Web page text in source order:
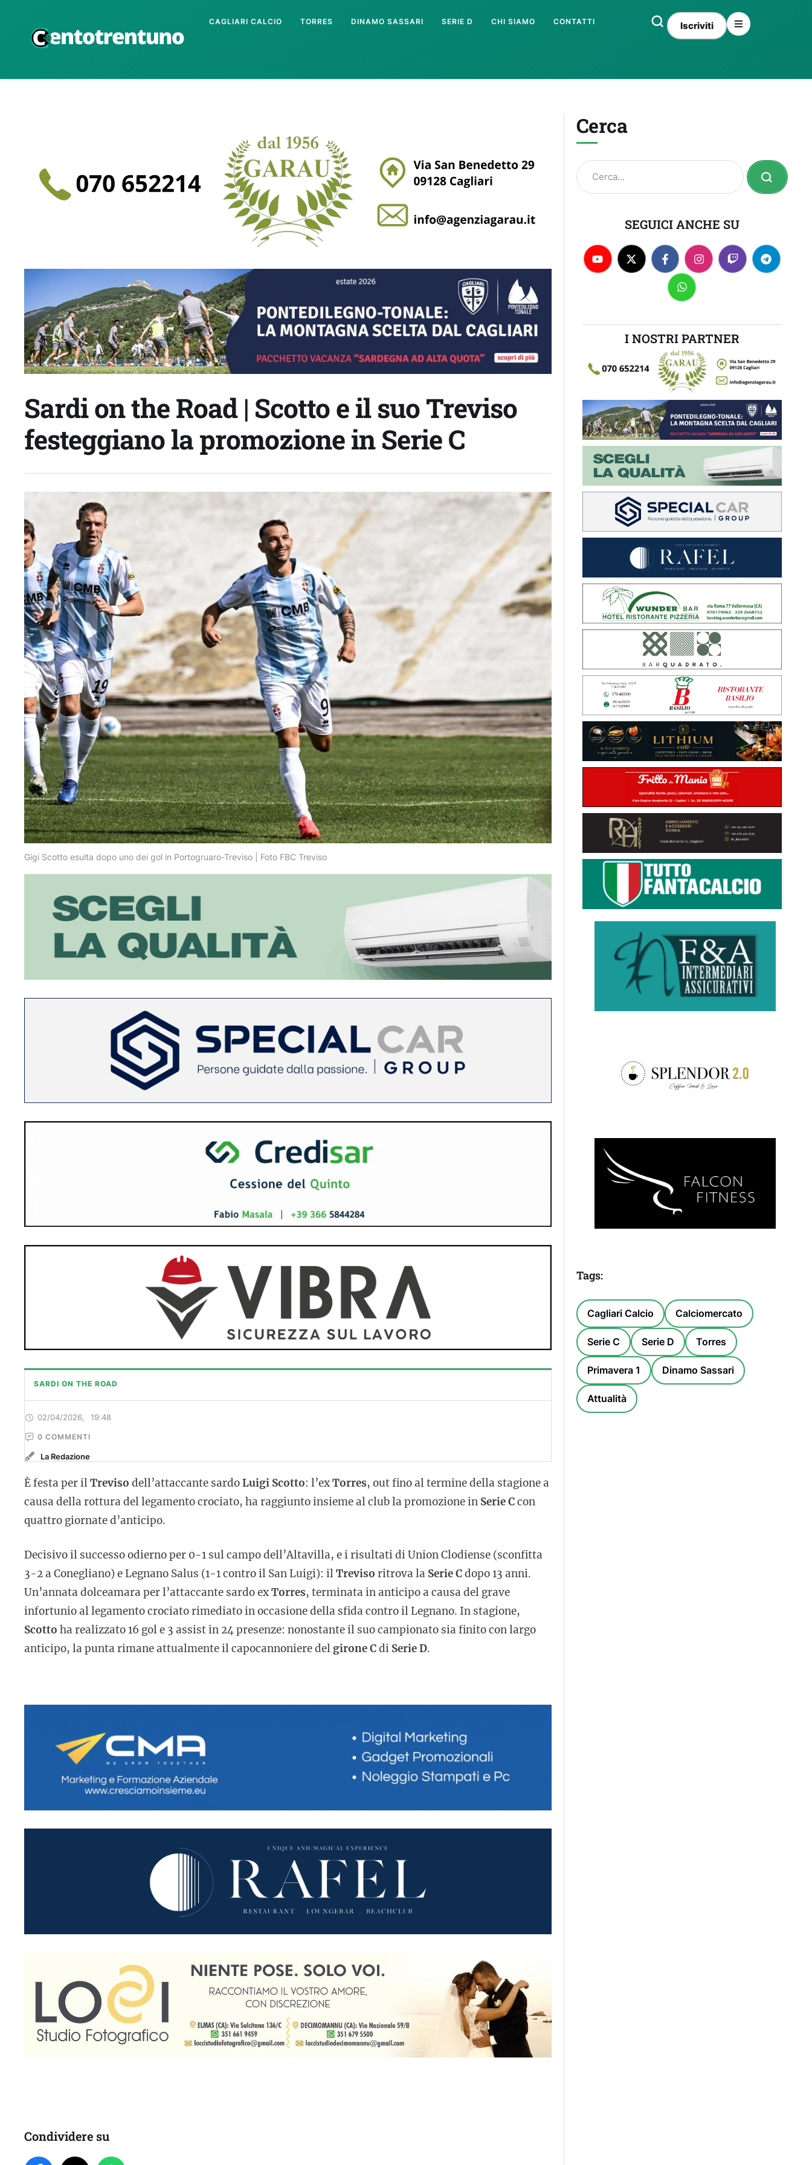
CAGLIARI CALCIO TORRES DINAMO SASSARI SERIE D CHI SIAMO CONTATTI Iscriviti
Sardi on the Road | Scotto e il suo Treviso
festeggiano la promozione in Serie C
Gigi Scotto esulta dopo uno dei gol in Portogruaro-Treviso | Foto FBC Treviso
SARDI ON THE ROAD
02/04/2026, 19:48
0 COMMENTI
La Redazione
È festa per ilTreviso dell’attaccante sardoLuigi Scotto: l’exTorres, out fino al termine della stagione a
causa della rottura del legamento crociato, ha raggiunto insieme al club la promozione in Serie Ccon
quattro giornate d’anticipo.
Decisivo il successo odierno per 0-1 sul campo dell’Altavilla, e i risultati di Union Clodiense (sconfitta
3-2 a Conegliano) e Legnano Salus (1-1 contro il San Luigi): ilTreviso ritrova la Serie Cdopo 13 anni.
Un’annata dolceamara per l’attaccante sardo exTorres, terminata in anticipo a causa del grave
infortunio al legamento crociato rimediato in occasione della sfida contro il Legnano. In stagione,
Scotto ha realizzato 16 gol e 3 assist in 24 presenze: nonostante il suo campionato sia finito con largo
anticipo, la punta rimane attualmente il capocannoniere del girone Cdi Serie D.
Condividere su
Cerca
SEGUICI ANCHE SU
I NOSTRI PARTNER
Tags:
Cagliari Calcio Calciomercato
Serie C Serie D Torres
Primavera 1 Dinamo Sassari
Attualità